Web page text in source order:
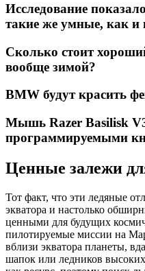
Исследование
такие же умные, как и
Сколько стоит
вообще зимой?
BMW будут красить
Мышь Razer Basilisk
программируемыми
Ценные залежи
Тот факт, что эти ледяные
экватора и настолько
ценными для будущих
пилотируемые миссии на
вблизи экватора планеты,
шапок или ледников